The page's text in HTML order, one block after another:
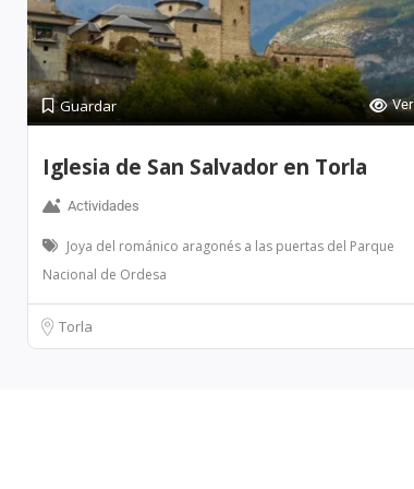
Guardar Ver
Iglesia de San Salvador en Torla
Actividades
Joya del románico aragonés a las puertas del Parque
Nacional de Ordesa
Torla